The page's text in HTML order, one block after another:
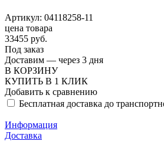
Артикул: 04118258-11
цена товара
33455 руб.
Под заказ
Доставим — через 3 дня
В КОРЗИНУ
КУПИТЬ В 1 КЛИК
Добавить к сравнению
Бесплатная доставка до
Информация
Доставка